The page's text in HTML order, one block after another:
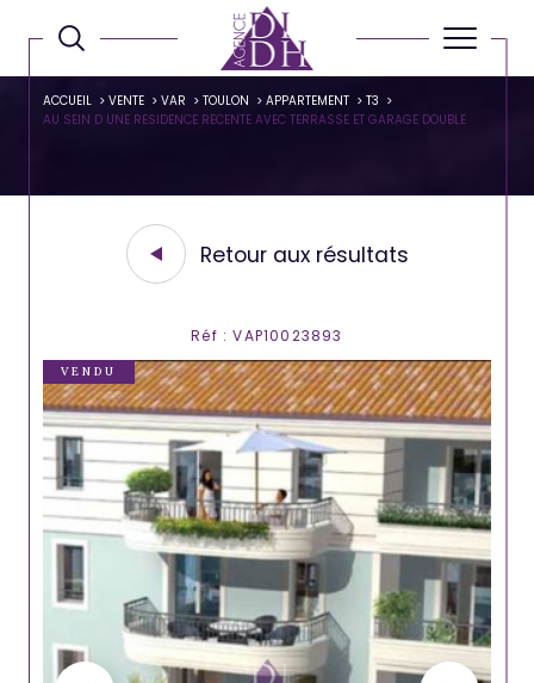
ACCUEIL VENTE VAR TOULON APPARTEMENT
T3
AU SEIN D UNE RESIDENCE RECENTE AVEC TERRASSE ET GARAGE DOUBLE
Retour aux résultats
Réf : VAP10023893
VENDU